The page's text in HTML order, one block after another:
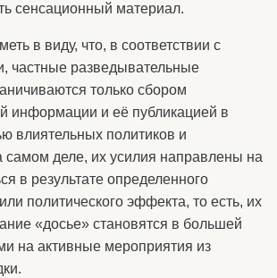
сенсационный материал.
в виду, что, в соответствии с
частные разведывательные
только сбором
информации и её публикацией в
влиятельных политиков и
самом деле, их усилия направлены на
в результате определенного
политического эффекта, то есть, их
«досье» становятся в большей
на активные мероприятия из